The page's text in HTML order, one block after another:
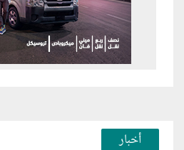
أخبار